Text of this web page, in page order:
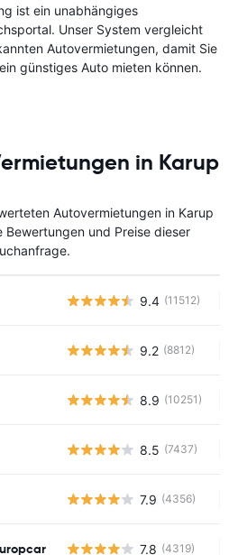
ist ein unabhängiges
Unser System vergleicht
Autovermietungen, damit Sie
günstiges Auto mieten können.
in Karup
Autovermietungen in Karup
Bewertungen und Preise dieser
9.4 (11512)
9.2 (8812)
8.9 (10251)
8.5 (7437)
7.9 (4356)
7.8 (4319)